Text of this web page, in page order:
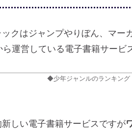
クはジャンプやりぼん、マー
ら運営している電子書籍サービ
◆少年ジャンルのランキング
新しい電子書籍サービスですが